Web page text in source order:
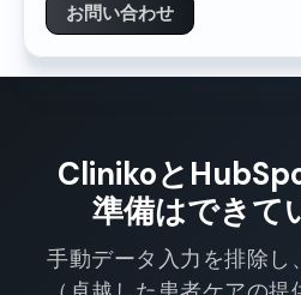
お問い合わせ
Clinikoと
準備はできて
手動データ入力を排除し